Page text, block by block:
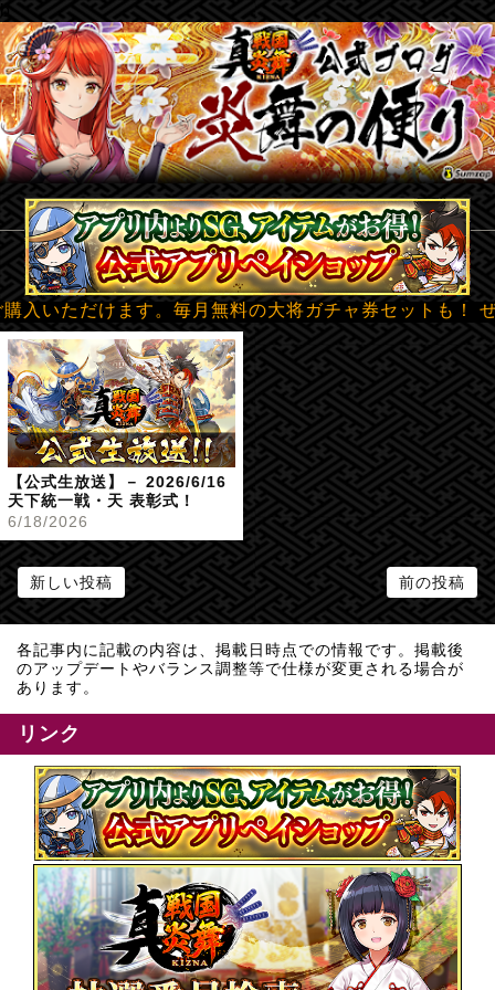
b
ただけます。毎月無料の大将ガチャ券セットも！ ぜひ
【公式生放送】－ 2026/6/16
天下統一戦・天 表彰式！
6/18/2026
新しい投稿 前の投稿
各記事内に記載の内容は、掲載日時点での情報です。掲載後
のアップデートやバランス調整等で仕様が変更される場合が
あります。
リンク